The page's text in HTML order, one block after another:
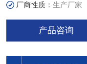
厂商性质：生产厂家
产品咨询